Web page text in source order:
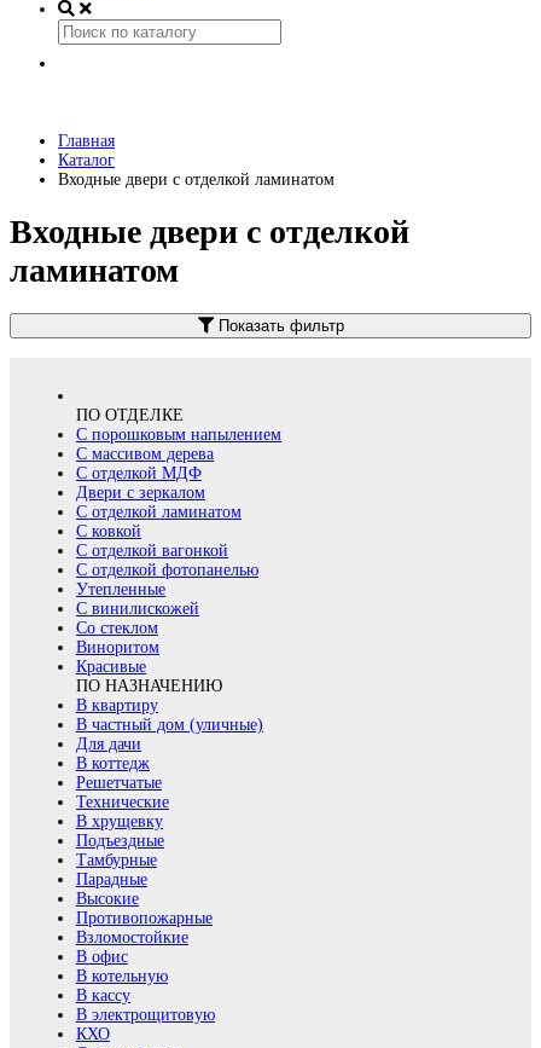
Главная
Каталог
Входные двери с отделкой ламинатом
Входные двери с отделкой
ламинатом
Показать фильтр
ПО ОТДЕЛКЕ
С порошковым напылением
С массивом дерева
С отделкой МДФ
Двери с зеркалом
С отделкой ламинатом
С ковкой
С отделкой вагонкой
С отделкой фотопанелью
Утепленные
С винилискожей
Со стеклом
Виноритом
Красивые
ПО НАЗНАЧЕНИЮ
В квартиру
В частный дом (уличные)
Для дачи
В коттедж
Решетчатые
Технические
В хрущевку
Подъездные
Тамбурные
Парадные
Высокие
Противопожарные
Взломостойкие
В офис
В котельную
В кассу
В электрощитовую
КХО